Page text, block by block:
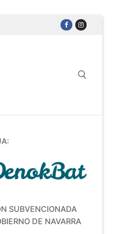
SUBVENCIONADA
DE NAVARRA